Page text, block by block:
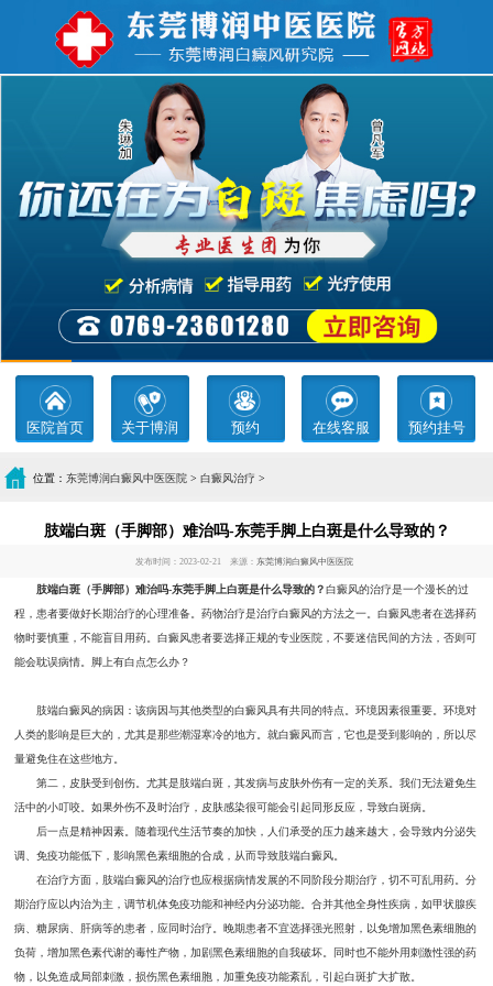
医院首页 关于博润 预约 在线客服 预约挂号
位置： 东莞博润白癜风中医医院 > 白癜风治疗 >
肢端白斑（手脚部）难治吗-东莞手脚上白斑是什么导致的？
发布时间：2023-02-21 来源： 东莞博润白癜风中医医院
肢端白斑（手脚部）难治吗-东莞手脚上白斑是什么导致的？白癜风的治疗是一个漫长的过
程，患者要做好长期治疗的心理准备。药物治疗是治疗白癜风的方法之一。白癜风患者在选择药
物时要慎重，不能盲目用药。白癜风患者要选择正规的专业医院，不要迷信民间的方法，否则可
能会耽误病情。脚上有白点怎么办？
肢端白癜风的病因：该病因与其他类型的白癜风具有共同的特点。环境因素很重要。环境对
人类的影响是巨大的，尤其是那些潮湿寒冷的地方。就白癜风而言，它也是受到影响的，所以尽
量避免住在这些地方。
第二，皮肤受到创伤。尤其是肢端白斑，其发病与皮肤外伤有一定的关系。我们无法避免生
活中的小叮咬。如果外伤不及时治疗，皮肤感染很可能会引起同形反应，导致白斑病。
后一点是精神因素。随着现代生活节奏的加快，人们承受的压力越来越大，会导致内分泌失
调、免疫功能低下，影响黑色素细胞的合成，从而导致肢端白癜风。
在治疗方面，肢端白癜风的治疗也应根据病情发展的不同阶段分期治疗，切不可乱用药。分
期治疗应以内治为主，调节机体免疫功能和神经内分泌功能。合并其他全身性疾病，如甲状腺疾
病、糖尿病、肝病等的患者，应同时治疗。晚期患者不宜选择强光照射，以免增加黑色素细胞的
负荷，增加黑色素代谢的毒性产物，加剧黑色素细胞的自我破坏。同时也不能外用刺激性强的药
物，以免造成局部刺激，损伤黑色素细胞，加重免疫功能紊乱，引起白斑扩大扩散。